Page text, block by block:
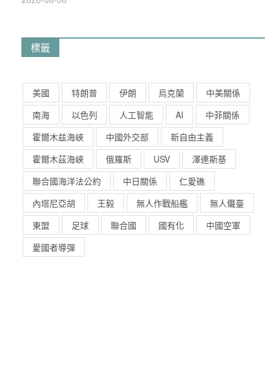
標籤
美國 特朗普 伊朗 烏克蘭
中美關係
南海
以色列 人工智能 AI
中菲關係
霍爾木兹海峽
中國外交部
新自由主義
霍爾木茲海峽
俄羅斯 USV
澤連斯基
聯合國海洋法公約
中日關係
仁愛礁
內塔尼亞胡
王毅 無人作戰船艦
無人儎臺
東盟
足球 聯合國 國有化
中國空軍
愛國者導彈